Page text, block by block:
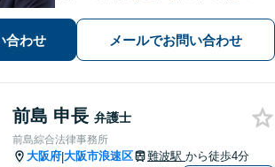
りを大切にしております。悩む前に、
一度弁護士にご相談ください。【電話
合わせ メールでお問い合わせ
前島 申長 弁護士
前島綜合法律事務所
大阪府|大阪市浪速区 難波駅 から徒歩4分